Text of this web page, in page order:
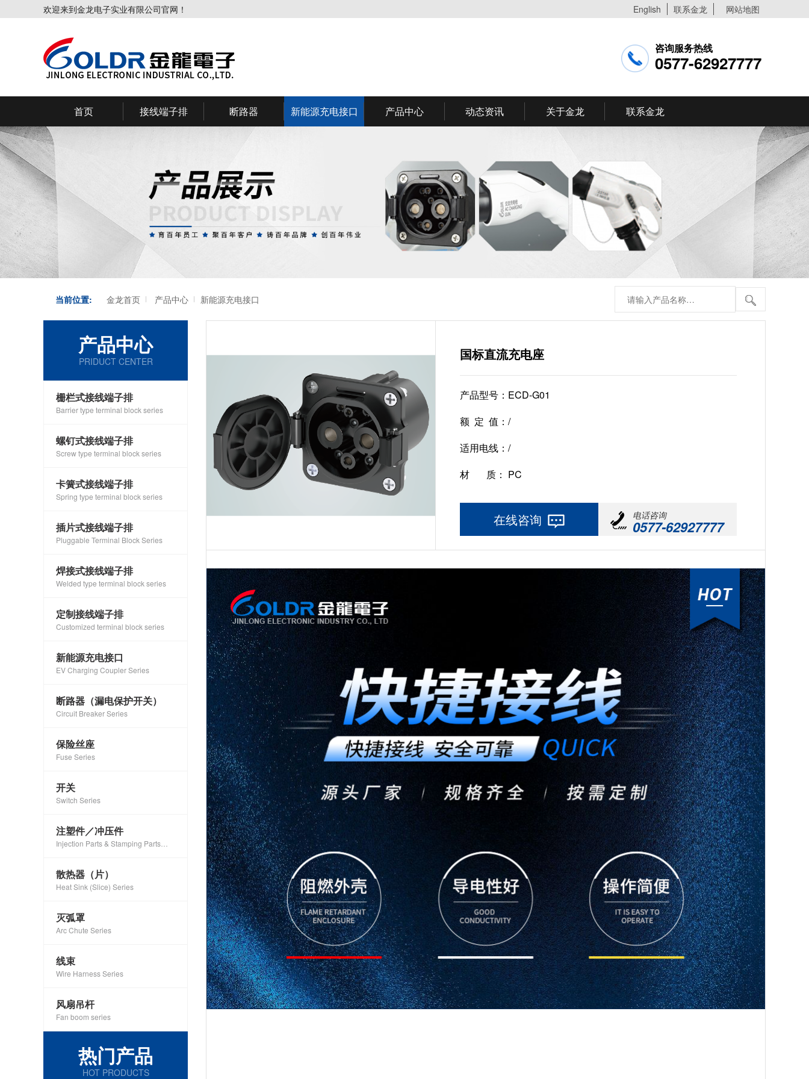
欢迎来到金龙电子实业有限公司官网！ English 联系金龙 网站地图
咨询服务热线
0577-62927777
首页 接线端子排 断路器 新能源充电接口 产品中心 动态资讯 关于金龙 联系金龙
当前位置: 金龙首页 产品中心 新能源充电接口
产品中心
PRIDUCT CENTER
栅栏式接线端子排
Barrier type terminal block series
螺钉式接线端子排
Screw type terminal block series
卡簧式接线端子排
Spring type terminal block series
插片式接线端子排
Pluggable Terminal Block Series
焊接式接线端子排
Welded type terminal block series
定制接线端子排
Customized terminal block series
新能源充电接口
EV Charging Coupler Series
断路器（漏电保护开关）
Circuit Breaker Series
保险丝座
Fuse Series
开关
Switch Series
注塑件／冲压件
Injection Parts & Stamping Parts
散热器（片）
Heat Sink (Slice) Series
灭弧罩
Arc Chute Series
线束
Wire Harness Series
风扇吊杆
Fan boom series
热门产品
HOT PRODUCTS
国标直流充电座
产品型号： ECD-G01
额 定 值： /
适用电线： /
材 质： PC
在线咨询 电话咨询
0577-62927777